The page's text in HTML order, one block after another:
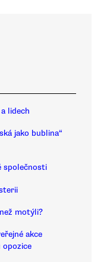
lidech
jako bublina“
společnosti
motýli?
akce
opozice